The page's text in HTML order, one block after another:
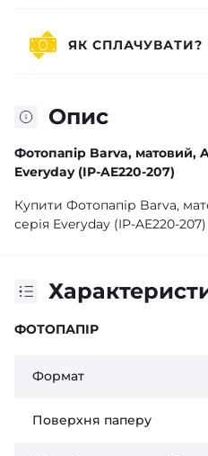
Опис
Фотопапір Barva, матовий,
Everyday (IP-AE220-207)
Купити Фотопапір Barva,
серія Everyday (IP-AE220-
ФОТОПАПІР
Формат
Поверхня паперу
ЯК СПЛАЧУВАТИ?